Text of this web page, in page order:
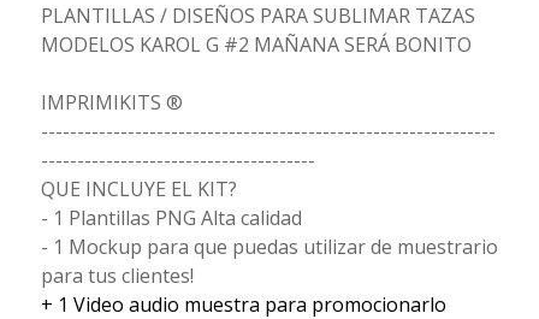
PLANTILLAS / DISEÑOS PARA SUBLIMAR TAZAS
MODELOS KAROL G #2 MAÑANA SERÁ BONITO
IMPRIMIKITS ®
---------------------------------------------------------------
--------------------------------------
QUE INCLUYE EL KIT?
- 1 Plantillas PNG Alta calidad
- 1 Mockup para que puedas utilizar de muestrario
para tus clientes!
+ 1 Video audio muestra para promocionarlo